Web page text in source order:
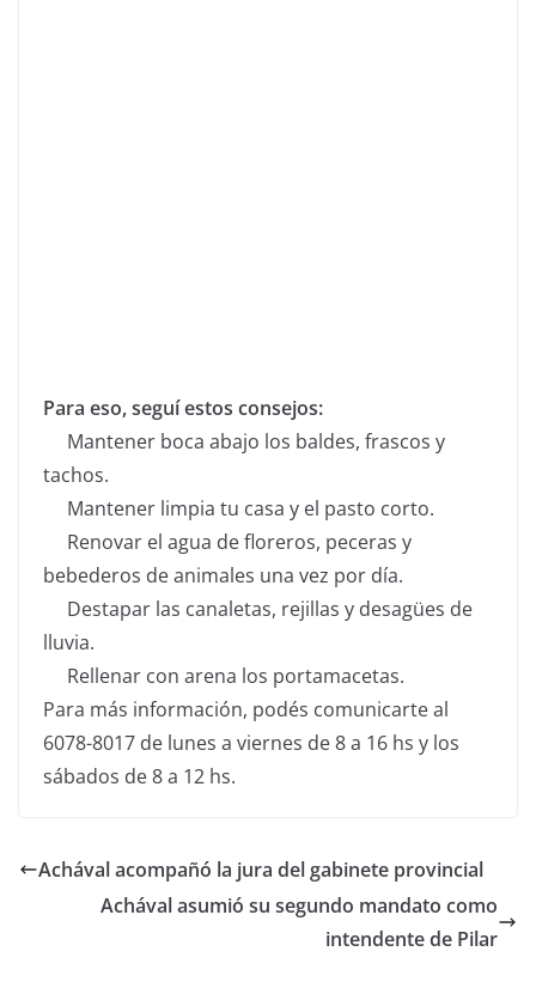
Para eso, seguí estos consejos:
Mantener boca abajo los baldes, frascos y
tachos.
Mantener limpia tu casa y el pasto corto.
Renovar el agua de floreros, peceras y
bebederos de animales una vez por día.
Destapar las canaletas, rejillas y desagües de
lluvia.
Rellenar con arena los portamacetas.
Para más información, podés comunicarte al
6078-8017 de lunes a viernes de 8 a 16 hs y los
sábados de 8 a 12 hs.
Achával acompañó la jura del gabinete provincial
Achával asumió su segundo mandato como
intendente de Pilar